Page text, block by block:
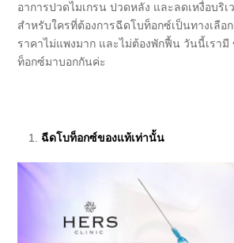
อาการปวดไมเกรน ปวดหลัง และลดเหงื่อบริ
สำหรับใครที่ต้องการฉีดโบท็อกซ์เป็นทางเลือ
ราคาไม่แพงมาก และไม่ต้องพักฟื้น วันนี้เรา
ท็อกซ์มาบอกกันค่ะ
ฉีดโบท็อกซ์ของแท้เท่านั้น